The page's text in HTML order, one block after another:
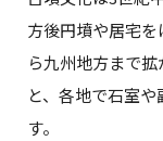
方後円墳や居宅
ら九州地方まで
と、各地で石室
す。